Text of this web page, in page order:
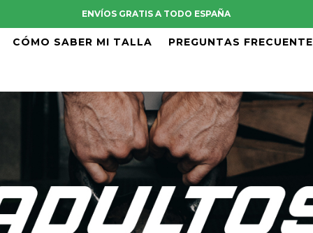
ENVÍOS GRATIS A TODO ESPAÑA
CÓMO SABER MI TALLA PREGUNTAS